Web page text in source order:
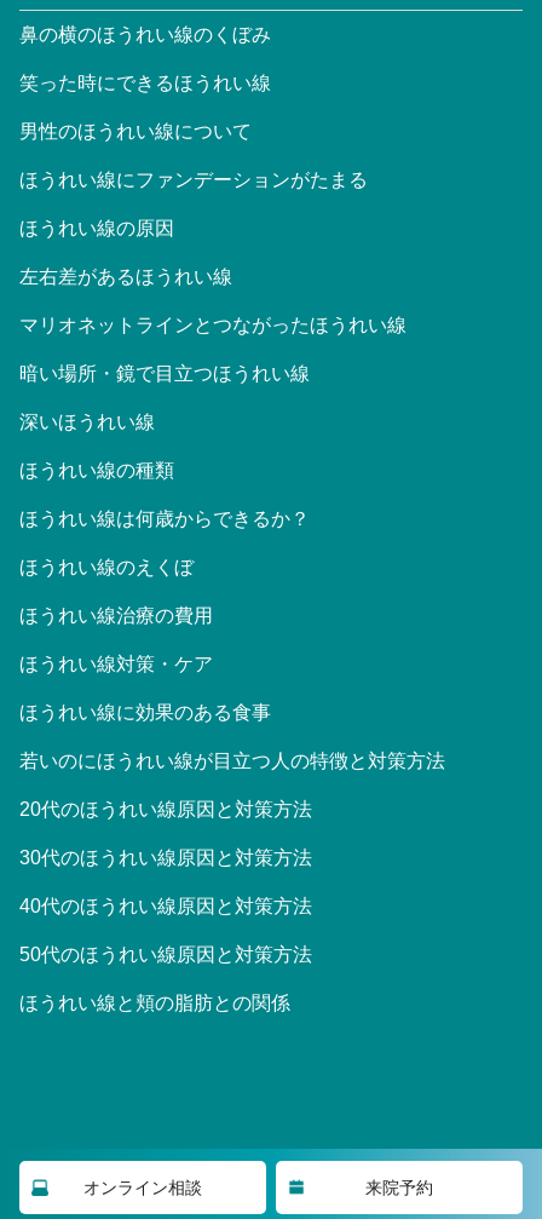
鼻の横のほうれい線のくぼみ
笑った時にできるほうれい線
男性のほうれい線について
ほうれい線にファンデーションがたまる
ほうれい線の原因
左右差があるほうれい線
マリオネットラインとつながったほうれい線
暗い場所・鏡で目立つほうれい線
深いほうれい線
ほうれい線の種類
ほうれい線は何歳からできるか？
ほうれい線のえくぼ
ほうれい線治療の費用
ほうれい線対策・ケア
ほうれい線に効果のある食事
若いのにほうれい線が目立つ人の特徴と対策方法
20代のほうれい線原因と対策方法
30代のほうれい線原因と対策方法
40代のほうれい線原因と対策方法
50代のほうれい線原因と対策方法
ほうれい線と頬の脂肪との関係
©2023 大阪Houreisen美容皮膚科/東京Houreisenスキンクリニッ
ク/名古屋Houreisenスキンクリニック
オンライン相談 来院予約